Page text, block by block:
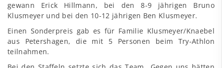
gewann Erick Hillmann, bei den 8-9 jährigen Bruno
Klusmeyer und bei den 10-12 jährigen Ben Klusmeyer.
Einen Sonderpreis gab es für Familie Klusmeyer/Knaebel
aus Petershagen, die mit 5 Personen beim Try-Athlon
teilnahmen.